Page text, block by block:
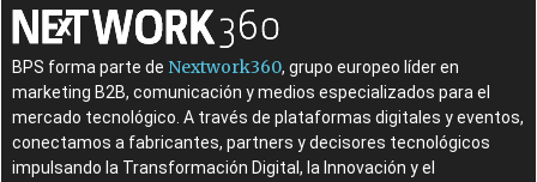
BPS forma parte de Nextwork360, grupo europeo líder en
marketing B2B, comunicación y medios especializados para el
mercado tecnológico. A través de plataformas digitales y eventos,
conectamos a fabricantes, partners y decisores tecnológicos
impulsando la Transformación Digital, la Innovación y el